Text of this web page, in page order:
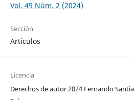
Vol. 49 Núm. 2 (2024)
Sección
Artículos
Licencia
Derechos de autor 2024 Fernando